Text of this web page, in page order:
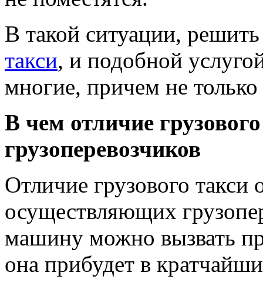
В такой ситуации,
такси, и подобной
многие, причем не
В чем отличие
грузоперевозчиков
Отличие грузового
осуществляющих
машину можно вызвать
она прибудет в